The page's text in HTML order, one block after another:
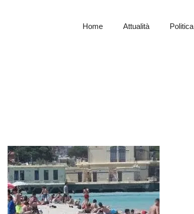
Home Attualità Politica